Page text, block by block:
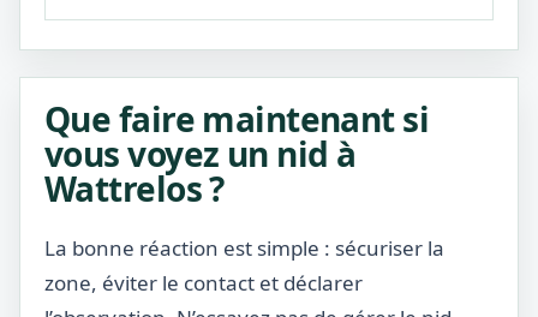
Que faire maintenant si
vous voyez un nid à
Wattrelos ?
La bonne réaction est simple : sécuriser la
zone, éviter le contact et déclarer